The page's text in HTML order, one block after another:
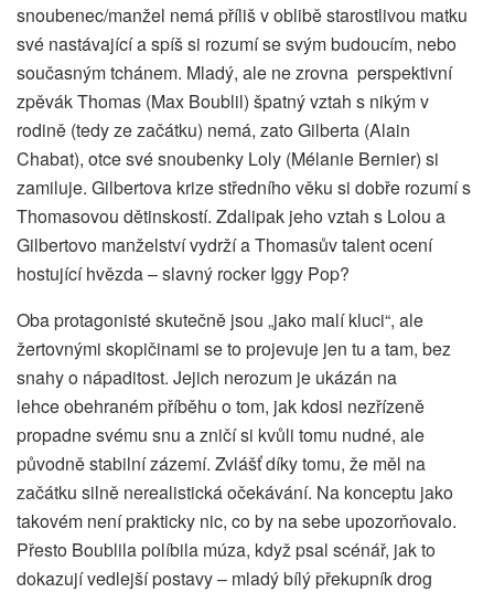
snoubenec/manžel nemá příliš v oblibě starostlivou matku
své nastávající a spíš si rozumí se svým budoucím, nebo
současným tchánem. Mladý, ale ne zrovna perspektivní
zpěvák Thomas (Max Boublil) špatný vztah s nikým v
rodině (tedy ze začátku) nemá, zato Gilberta (Alain
Chabat), otce své snoubenky Loly (Mélanie Bernier) si
zamiluje. Gilbertova krize středního věku si dobře rozumí s
Thomasovou dětinskostí. Zdalipak jeho vztah s Lolou a
Gilbertovo manželství vydrží a Thomasův talent ocení
hostující hvězda – slavný rocker Iggy Pop?
Oba protagonisté skutečně jsou „jako malí kluci“, ale
žertovnými skopičinami se to projevuje jen tu a tam, bez
snahy o nápaditost. Jejich nerozum je ukázán na
lehce obehraném příběhu o tom, jak kdosi nezřízeně
propadne svému snu a zničí si kvůli tomu nudné, ale
původně stabilní zázemí. Zvlášť díky tomu, že měl na
začátku silně nerealistická očekávání. Na konceptu jako
takovém není prakticky nic, co by na sebe upozorňovalo.
Přesto Boublila políbila múza, když psal scénář, jak to
dokazují vedlejší postavy – mladý bílý překupník drog